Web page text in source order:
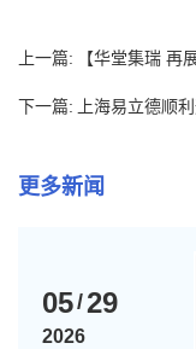
上一篇:
【华堂集瑞 再
重举行
下一篇: 上海易立德顺
更多新闻
05/29
2026